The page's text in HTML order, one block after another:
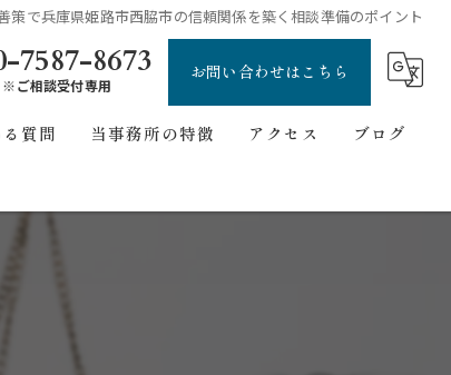
策で兵庫県姫路市西脇市の信頼関係を築く相談準備のポイント
7587-8673
※ご相談受付専用
お問い合わせはこちら
質問 当事務所の特徴
刑事事件
アクセス
ごあいさつ
ブログ
コラム